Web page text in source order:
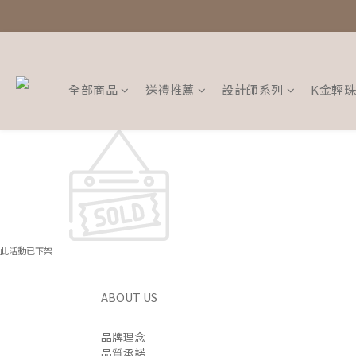
全部商品 送禮推薦 設計師系列 K金輕
此活動已下架
ABOUT US
品牌理念
品質承諾